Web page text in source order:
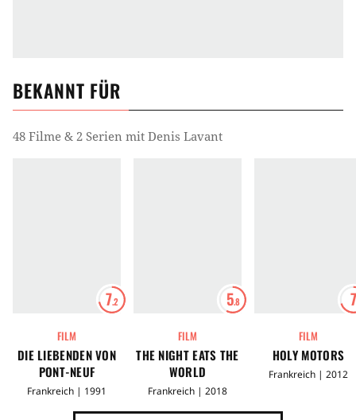
BEKANNT FÜR
48 Filme & 2 Serien mit Denis Lavant
7.2
FILM
DIE LIEBENDEN VON
PONT-NEUF
Frankreich | 1991
5.8
FILM
THE NIGHT EATS THE
WORLD
Frankreich | 2018
7
FILM
HOLY MOTORS
Frankreich | 2012